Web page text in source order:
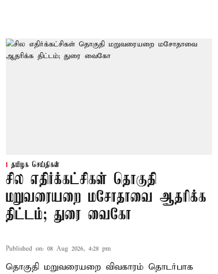
தமிழக செய்திகள்
சில எதிர்க்கட்சிகள் தொகுதி
மறுவரையறை மசோதாவை ஆதரிக்க
திட்டம்; துரை வைகோ
Published on: 08 Aug 2026, 4:28 pm
தொகுதி மறுவரையறை விவகாரம் தொடர்பாக